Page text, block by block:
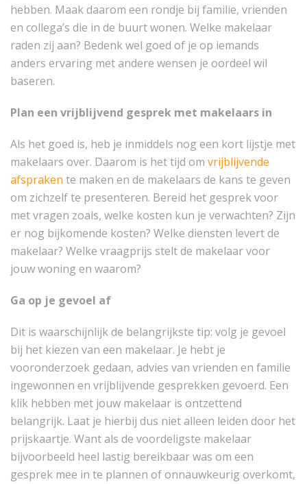
hebben. Maak daarom een rondje bij familie, vrienden
en collega’s die in de buurt wonen. Welke makelaar
raden zij aan? Bedenk wel goed of je op iemands
anders ervaring met andere wensen je oordeel wil
baseren.
Plan een vrijblijvend gesprek met makelaars in
Als het goed is, heb je inmiddels nog een kort lijstje met
makelaars over. Daarom is het tijd om vrijblijvende
afspraken te maken en de makelaars de kans te geven
om zichzelf te presenteren. Bereid het gesprek voor
met vragen zoals, welke kosten kun je verwachten? Zijn
er nog bijkomende kosten? Welke diensten levert de
makelaar? Welke vraagprijs stelt de makelaar voor
jouw woning en waarom?
Ga op je gevoel af
Dit is waarschijnlijk de belangrijkste tip: volg je gevoel
bij het kiezen van een makelaar. Je hebt je
vooronderzoek gedaan, advies van vrienden en familie
ingewonnen en vrijblijvende gesprekken gevoerd. Een
klik hebben met jouw makelaar is ontzettend
belangrijk. Laat je hierbij dus niet alleen leiden door het
prijskaartje. Want als de voordeligste makelaar
bijvoorbeeld heel lastig bereikbaar was om een
gesprek mee in te plannen of onnauwkeurig overkomt,